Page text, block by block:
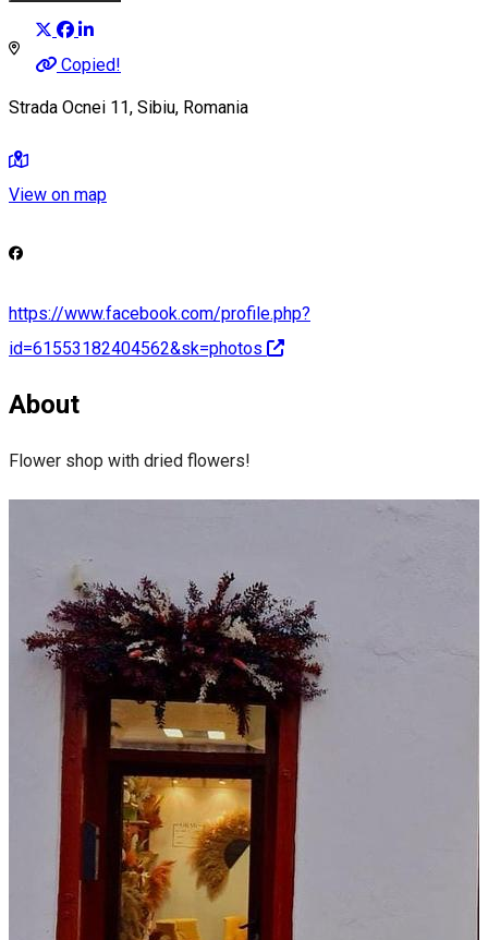
Copied!
Strada Ocnei 11, Sibiu, Romania
View on map
https://www.facebook.com/profile.php?
id=61553182404562&sk=photos
About
Flower shop with dried flowers!